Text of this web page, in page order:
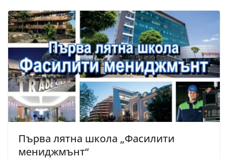
Първа лятна школа „Фасилити
мениджмънт“